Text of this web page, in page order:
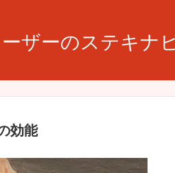
ザーのステキナ
効能